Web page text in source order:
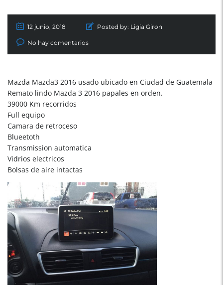
12 junio, 2018 Posted by: Ligia Giron
No hay comentarios
Mazda Mazda3 2016 usado ubicado en Ciudad de Guatemala
Remato lindo Mazda 3 2016 papales en orden.
39000 Km recorridos
Full equipo
Camara de retroceso
Blueetoth
Transmission automatica
Vidrios electricos
Bolsas de aire intactas